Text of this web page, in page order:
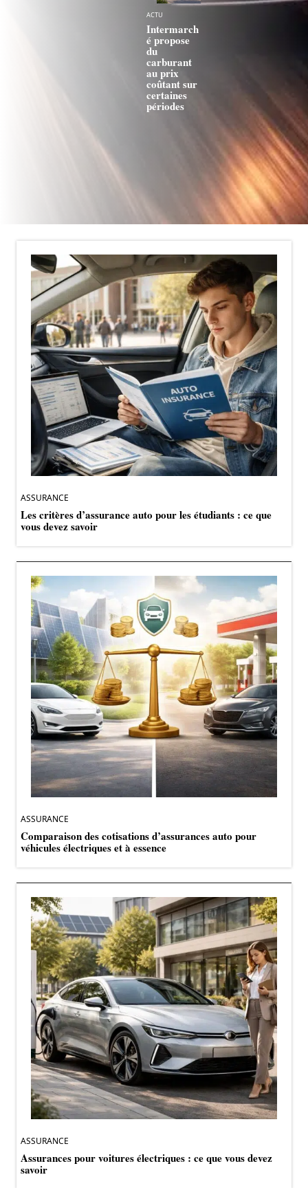
ACTU
Intermarch
é propose
du
carburant
au prix
coûtant sur
certaines
périodes
ASSURANCE
Les critères d’assurance auto pour les étudiants : ce que
vous devez savoir
ASSURANCE
Comparaison des cotisations d’assurances auto pour
véhicules électriques et à essence
ASSURANCE
Assurances pour voitures électriques : ce que vous devez
savoir